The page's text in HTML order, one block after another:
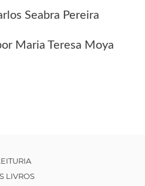
Seabra Pereira
Maria Teresa Moya
LIVROS